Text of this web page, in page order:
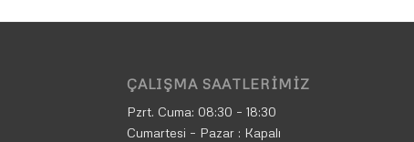
ÇALIŞMA SAATLERIMIZ
Pzrt. Cuma: 08:30 – 18:30
Cumartesi – Pazar : Kapalı